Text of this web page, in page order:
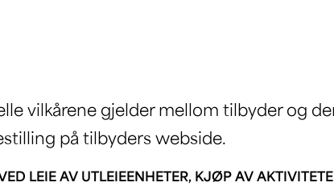
vilkårene gjelder mellom tilbyder og
på tilbyders webside.
LEIE AV UTLEIEENHETER, KJØP AV